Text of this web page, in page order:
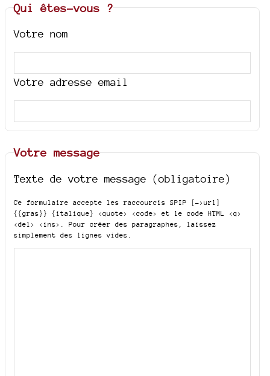
Qui êtes-vous ?
Votre nom
Votre adresse email
Votre message
Texte de votre message (obligatoire)
Ce formulaire accepte les raccourcis SPIP
[->url]
{{gras}} {italique} <quote> <code>
et le code HTML <q>
<del> <ins>
. Pour créer des paragraphes, laissez
simplement des lignes vides.